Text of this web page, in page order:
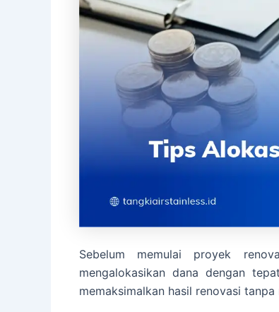
Sebelum memulai proyek
mengalokasikan dana dengan
memaksimalkan hasil renovasi